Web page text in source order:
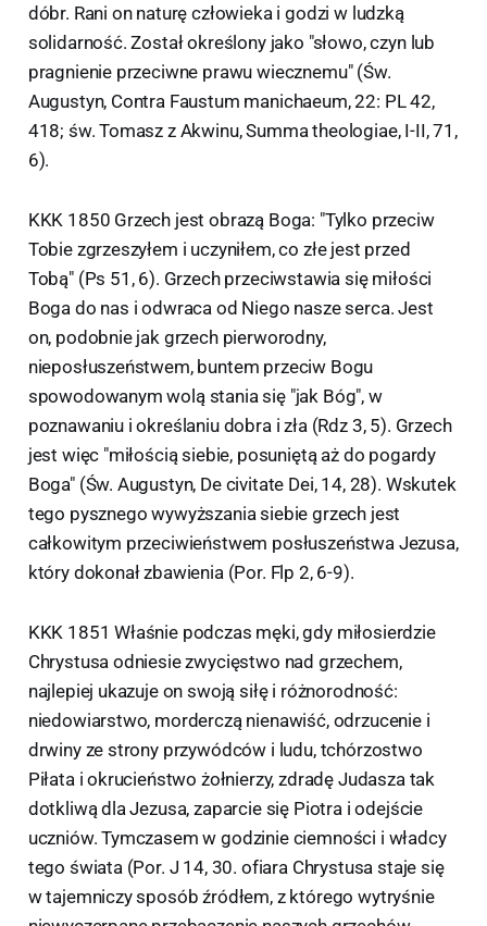
dóbr. Rani on naturę człowieka i godzi w ludzką
solidarność. Został określony jako "słowo, czyn lub
pragnienie przeciwne prawu wiecznemu" (Św.
Augustyn, Contra Faustum manichaeum, 22: PL 42,
418; św. Tomasz z Akwinu, Summa theologiae, I-II, 71,
6).
KKK 1850 Grzech jest obrazą Boga: "Tylko przeciw
Tobie zgrzeszyłem i uczyniłem, co złe jest przed
Tobą" (Ps 51, 6). Grzech przeciwstawia się miłości
Boga do nas i odwraca od Niego nasze serca. Jest
on, podobnie jak grzech pierworodny,
nieposłuszeństwem, buntem przeciw Bogu
spowodowanym wolą stania się "jak Bóg", w
poznawaniu i określaniu dobra i zła (Rdz 3, 5). Grzech
jest więc "miłością siebie, posuniętą aż do pogardy
Boga" (Św. Augustyn, De civitate Dei, 14, 28). Wskutek
tego pysznego wywyższania siebie grzech jest
całkowitym przeciwieństwem posłuszeństwa Jezusa,
który dokonał zbawienia (Por. Flp 2, 6-9).
KKK 1851 Właśnie podczas męki, gdy miłosierdzie
Chrystusa odniesie zwycięstwo nad grzechem,
najlepiej ukazuje on swoją siłę i różnorodność:
niedowiarstwo, morderczą nienawiść, odrzucenie i
drwiny ze strony przywódców i ludu, tchórzostwo
Piłata i okrucieństwo żołnierzy, zdradę Judasza tak
dotkliwą dla Jezusa, zaparcie się Piotra i odejście
uczniów. Tymczasem w godzinie ciemności i władcy
tego świata (Por. J 14, 30. ofiara Chrystusa staje się
w tajemniczy sposób źródłem, z którego wytryśnie